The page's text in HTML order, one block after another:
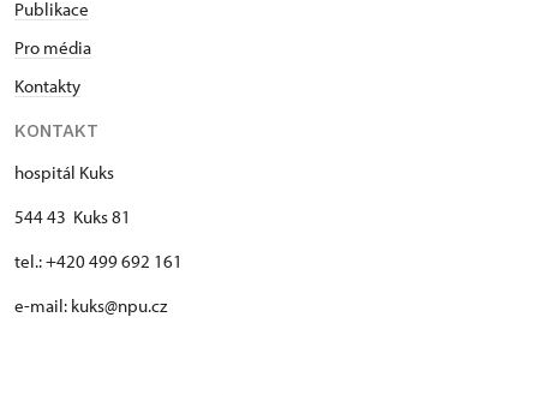
Publikace
Pro média
Kontakty
KONTAKT
hospitál Kuks
544 43 Kuks 81
tel.: +420 499 692 161
e-mail: kuks@npu.cz